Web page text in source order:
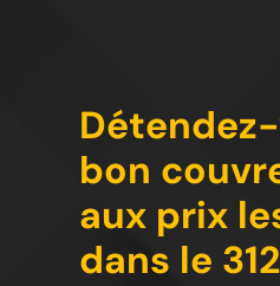
bon
aux prix
dans le